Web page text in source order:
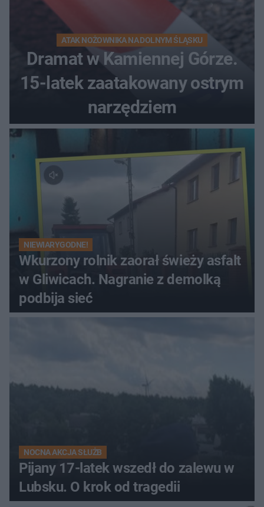
ATAK NOŻOWNIKA NA DOLNYM ŚLĄSKU
Dramat w Kamiennej Górze.
15-latek zaatakowany ostrym
narzędziem
NIEWIARYGODNE!
Wkurzony rolnik zaorał świeży asfalt
w Gliwicach. Nagranie z demolką
podbija sieć
NOCNA AKCJA SŁUŻB
Pijany 17-latek wszedł do zalewu w
Lubsku. O krok od tragedii